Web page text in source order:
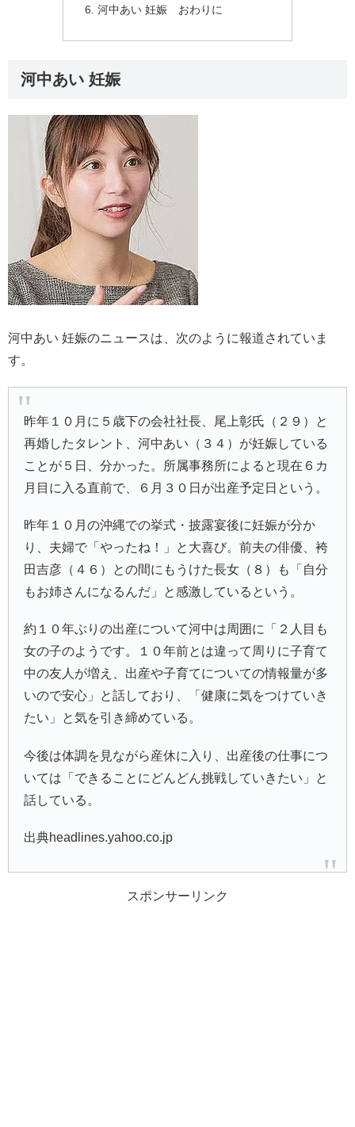
河中あい 妊娠 おわりに
河中あい 妊娠
河中あい 妊娠のニュースは、次のように報道されていま
す。
昨年１０月に５歳下の会社社長、尾上彰氏（２９）と
再婚したタレント、河中あい（３４）が妊娠している
ことが５日、分かった。所属事務所によると現在６カ
月目に入る直前で、６月３０日が出産予定日という。
昨年１０月の沖縄での挙式・披露宴後に妊娠が分か
り、夫婦で「やったね！」と大喜び。前夫の俳優、袴
田吉彦（４６）との間にもうけた長女（８）も「自分
もお姉さんになるんだ」と感激しているという。
約１０年ぶりの出産について河中は周囲に「２人目も
女の子のようです。１０年前とは違って周りに子育て
中の友人が増え、出産や子育てについての情報量が多
いので安心」と話しており、「健康に気をつけていき
たい」と気を引き締めている。
今後は体調を見ながら産休に入り、出産後の仕事につ
いては「できることにどんどん挑戦していきたい」と
話している。
出典headlines.yahoo.co.jp
スポンサーリンク